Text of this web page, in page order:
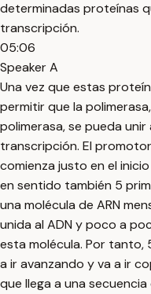
determinadas proteínas
transcripción.
05:06
Speaker A
Una vez que estas
permitir que la
polimerasa, se pueda
transcripción. El
comienza justo en el
en sentido también 5
una molécula de ARN
unida al ADN y poco a
esta molécula. Por tanto,
a ir avanzando y va a ir
que llega a una